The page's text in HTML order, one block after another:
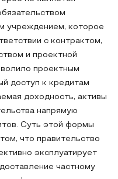
учреждением, которое
с контрактом,
и проектной
проектным
доступ к кредитам
доходность, активы
напрямую
Суть этой формы
что правительство
эксплуатирует
частному